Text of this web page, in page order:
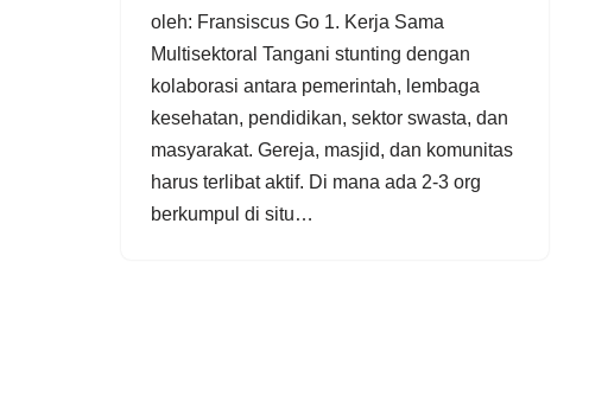
oleh: Fransiscus Go 1. Kerja Sama
Multisektoral Tangani stunting dengan
kolaborasi antara pemerintah, lembaga
kesehatan, pendidikan, sektor swasta, dan
masyarakat. Gereja, masjid, dan komunitas
harus terlibat aktif. Di mana ada 2-3 org
berkumpul di situ…